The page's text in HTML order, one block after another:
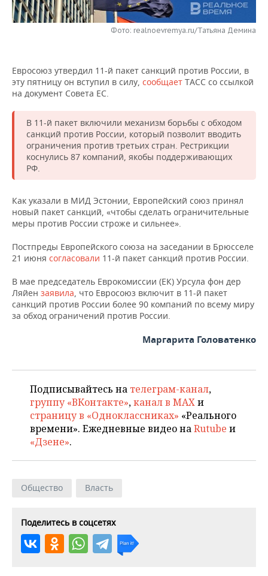
НЕФТЕХИМИЯ
ЭНЕРГЕТИКА
РОЗНИЧНАЯ ТОРГОВЛЯ
УСЛУГИ
НОВОСТИ ТЕХНОЛОГИЙ
МЕДИА
МЕРОПРИЯТИЯ
ВЫЕЗДНАЯ РЕДАКЦИЯ
ONLINE-КОНФЕРЕНЦИИ
ОТКРЫТАЯ ЛЕКЦИЯ
НОВОСТИ СПОРТА
ХОККЕЙ
БАСКЕТБОЛ
КИБЕРСПОРТ
ФИГУРНОЕ КАТАНИЕ
ХОККЕЙ С МЯЧОМ
ОБЩЕСТВО
ВЛАСТЬ
ИНФРАСТРУКТУРА
КУЛЬТУРА
МЕДИЦИНА
ПРОИСШЕСТВИЯ
СЮЖЕТЫ
СПРАВОЧНИК
СПИСОК КОМПАНИЙ
Фото: realnoevremya.ru/Татьяна Демина
Евросоюз утвердил 11-й пакет санкций против России, в
эту пятницу он вступил в силу, сообщает ТАСС со ссылкой
на документ Совета ЕС.
В 11-й пакет включили механизм борьбы с обходом
санкций против России, который позволит вводить
ограничения против третьих стран. Рестрикции
коснулись 87 компаний, якобы поддерживающих
РФ.
Как указали в МИД Эстонии, Европейский союз принял
новый пакет санкций, «чтобы сделать ограничительные
меры против России строже и сильнее».
Постпреды Европейского союза на заседании в Брюсселе
21 июня согласовали 11-й пакет санкций против России.
В мае председатель Еврокомиссии (ЕК) Урсула фон дер
Ляйен заявила, что Евросоюз включит в 11-й пакет
санкций против России более 90 компаний по всему миру
за обход ограничений против России.
Маргарита Головатенко
Подписывайтесь на телеграм-канал,
группу «ВКонтакте»,канал в MAXи
страницу в «Одноклассниках» «Реального
времени». Ежедневные видео наRutube и
«Дзене».
Общество Власть
Поделитесь в соцсетях